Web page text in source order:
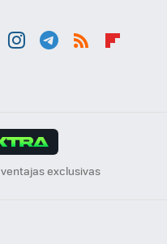
exclusivas